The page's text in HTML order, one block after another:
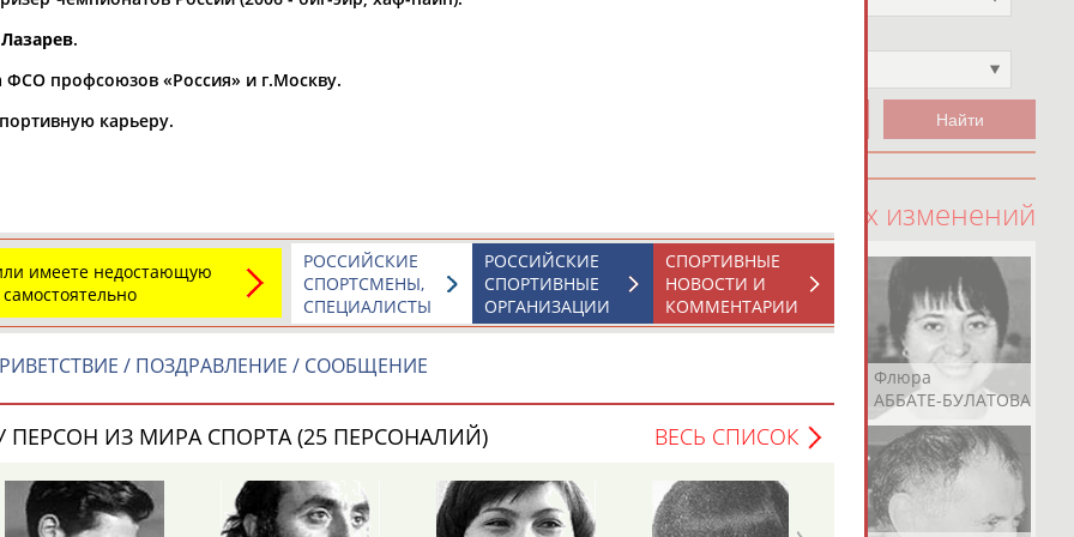
рождения
чч мм чч
100 последних изменений
Юлия
АБАЛАКИНА
Дмитрий
АБАРЕНОВ
Тамилла
АБАСОВА
АБАЧАРАЕВ
АБАШИДЗЕ
Флюра
АББАТЕ-БУЛАТОВА
.
ФСО профсоюзов «Россия» и г.Москву.
карьеру.
имеете недостающую
СПОРТИВНЫЕ
НОВОСТИ И
КОММЕНТАРИИ
РОССИЙСКИЕ
СПОРТИВНЫЕ
ОРГАНИЗАЦИИ
РОССИЙСКИЕ
СПОРТСМЕНЫ,
СПЕЦИАЛИСТЫ
/ ПОЗДРАВЛЕНИЕ / СООБЩЕНИЕ
ПЕРСОН ИЗ МИРА СПОРТА (25 ПЕРСОНАЛИЙ) ВЕСЬ СПИСОК